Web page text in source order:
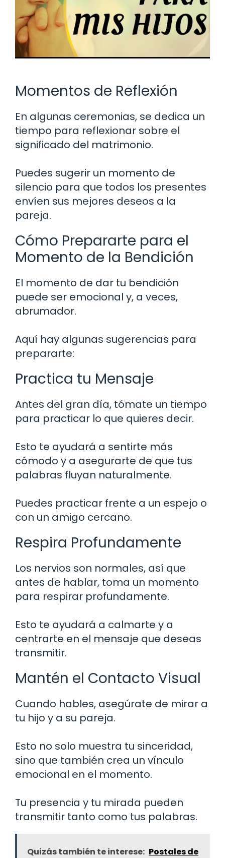
Momentos de Reflexión
En algunas ceremonias, se dedica un
tiempo para reflexionar sobre el
significado del matrimonio.
Puedes sugerir un momento de
silencio para que todos los presentes
envíen sus mejores deseos a la
pareja.
Cómo Prepararte para el
Momento de la Bendición
El momento de dar tu bendición
puede ser emocional y, a veces,
abrumador.
Aquí hay algunas sugerencias para
prepararte:
Practica tu Mensaje
Antes del gran día, tómate un tiempo
para practicar lo que quieres decir.
Esto te ayudará a sentirte más
cómodo y a asegurarte de que tus
palabras fluyan naturalmente.
Puedes practicar frente a un espejo o
con un amigo cercano.
Respira Profundamente
Los nervios son normales, así que
antes de hablar, toma un momento
para respirar profundamente.
Esto te ayudará a calmarte y a
centrarte en el mensaje que deseas
transmitir.
Mantén el Contacto Visual
Cuando hables, asegúrate de mirar a
tu hijo y a su pareja.
Esto no solo muestra tu sinceridad,
sino que también crea un vínculo
emocional en el momento.
Tu presencia y tu mirada pueden
transmitir tanto como tus palabras.
Quizás también te interese: Postales de